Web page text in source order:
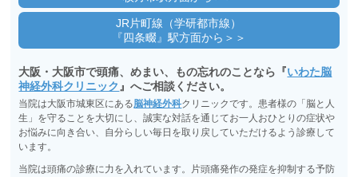
JR片町線（学研都市線）
『四条畷』駅方面から＞＞
大阪・大阪市で頭痛、めまい、もの忘れのことなら『いわた脳
神経外科クリニック』へご相談ください。
当院は大阪市城東区にある脳神経外科クリニックです。患者様の「脳と人
生」を守ることを大切にし、誠実な対話を通じてお一人おひとりの症状や
お悩みに向き合い、自分らしい毎日を取り戻していただけるよう診療して
います。
当院は頭痛の診療に力を入れています。片頭痛発作の発症を抑制する予防